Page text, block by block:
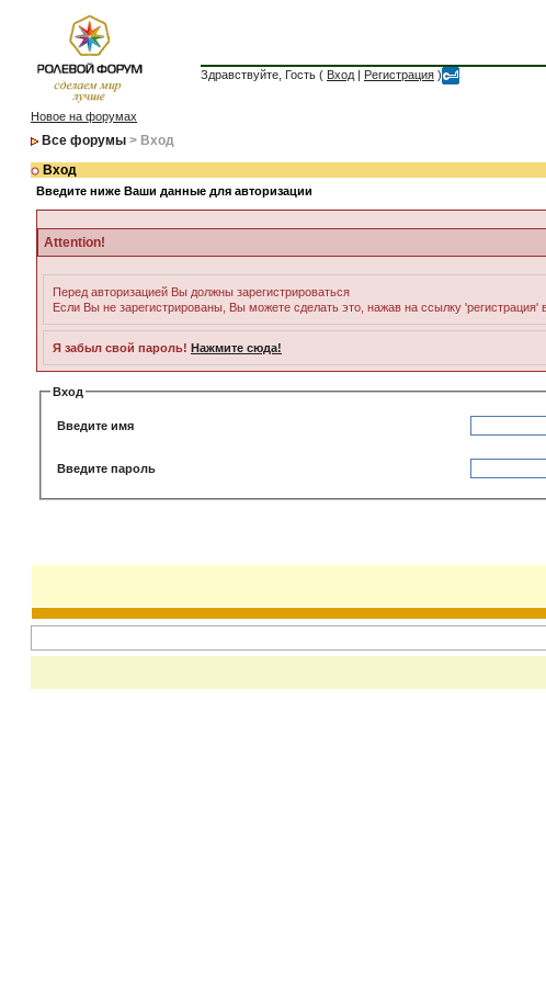
Здравствуйте, Гость ( Вход | Регистрация )
Новое на форумах
Все форумы > Вход
Вход
Введите ниже Ваши данные для авторизации
Attention!
Перед авторизацией Вы должны зарегистрироваться
Если Вы не зарегистрированы, Вы можете сделать это, нажав на ссылку 'регистрация'
Я забыл свой пароль! Нажмите сюда!
Вход
Введите имя
Введите пароль